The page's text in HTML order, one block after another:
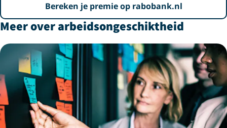
Bereken je premie op rabobank.nl
Meer over arbeidsongeschiktheid